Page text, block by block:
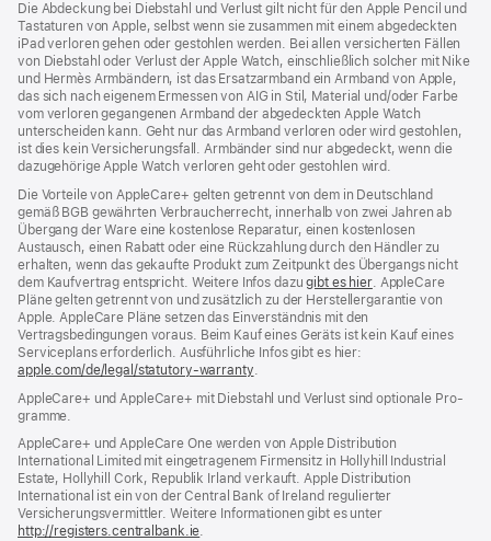
Die Abdeckung bei Diebstahl und Verlust gilt nicht für den Apple Pencil und
Tastaturen von Apple, selbst wenn sie zusammen mit einem abgedeckten
iPad verloren gehen oder gestohlen werden. Bei allen versicherten Fällen
von Diebstahl oder Verlust der Apple Watch, einschließlich solcher mit Nike
und Hermès Armbändern, ist das Ersatzarmband ein Armband von Apple,
das sich nach eigenem Ermessen von AIG in Stil, Material und/oder Farbe
vom verloren gegangenen Armband der abgedeckten Apple Watch
unterscheiden kann. Geht nur das Armband verloren oder wird gestohlen,
ist dies kein Versicherungsfall. Armbänder sind nur abgedeckt, wenn die
dazugehörige Apple Watch verloren geht oder gestohlen wird.
Die Vorteile von AppleCare+ gelten getrennt von dem in Deutschland
gemäß BGB gewährten Verbraucher­recht, inner­halb von zwei Jahren ab
Übergang der Ware eine kosten­lose Reparatur, einen kosten­losen
Austausch, einen Rabatt oder eine Rück­zahlung durch den Händler zu
erhalten, wenn das gekaufte Produkt zum Zeit­punkt des Übergangs nicht
dem Kauf­vertrag ent­spricht. Weitere Infos dazugibt es hier(Öffnet
ein
Fenster)
. AppleCare
Pläne gelten getrennt von und zu­sätz­lich zu der Hersteller­garantie von
Apple. AppleCare Pläne setzen das Einverständnis mit den
Vertragsbedingungen voraus. Beim Kauf eines Geräts ist kein Kauf eines
Serviceplans erfor­der­lich. Ausführliche Infos gibt es hier:
apple.com/de/legal/statutory-warranty(Öffnet
neues
.
AppleCare+ und AppleCare+ mit Dieb­stahl und Verlust sind optionale Pro­
gramme.
AppleCare+ und AppleCare One werden von Apple Distribution
International Limited mit eingetragenem Firmensitz in Hollyhill Industrial
Estate, Hollyhill Cork, Republik Irland verkauft. Apple Distribution
International ist ein von der Central Bank of Ireland regulierter
Versicherungsvermittler. Weitere Informationen gibt es unter
http://registers.centralbank.ie(Öffnet
.